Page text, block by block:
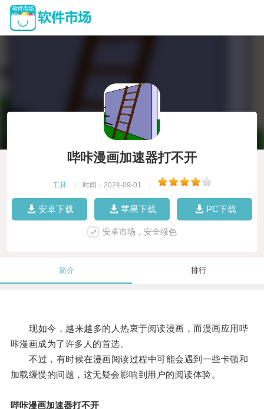
哔咔漫画加速器打不开
工具 时间：2024-09-01
安卓下载 苹果下载 PC下载
安卓市场，安全绿色
简介 排行
现如今，越来越多的人热衷于阅读漫画，而漫画应用哔
咔漫画成为了许多人的首选。
不过，有时候在漫画阅读过程中可能会遇到一些卡顿和
加载缓慢的问题，这无疑会影响到用户的阅读体验。
哔咔漫画加速器打不开